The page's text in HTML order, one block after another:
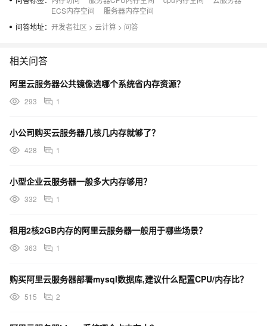
ECS内存空间
服务器内存空间
问答地址： 开发者社区 > 云计算 > 问答
相关问答
阿里云服务器公共镜像选哪个系统省内存资源？
293 1
小公司购买云服务器几核几内存就够了？
428 1
小型企业云服务器一般多大内存够用？
332 1
租用2核2GB内存的阿里云服务器一般用于哪些场景？
363 1
购买阿里云服务器部署mysql数据库,建议什么配置CPU/内存比？
515 2